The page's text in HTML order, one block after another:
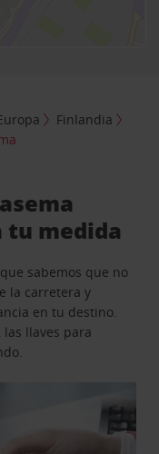
Finlandia
tu medida
sabemos que no
la carretera y
en tu destino.
llaves para